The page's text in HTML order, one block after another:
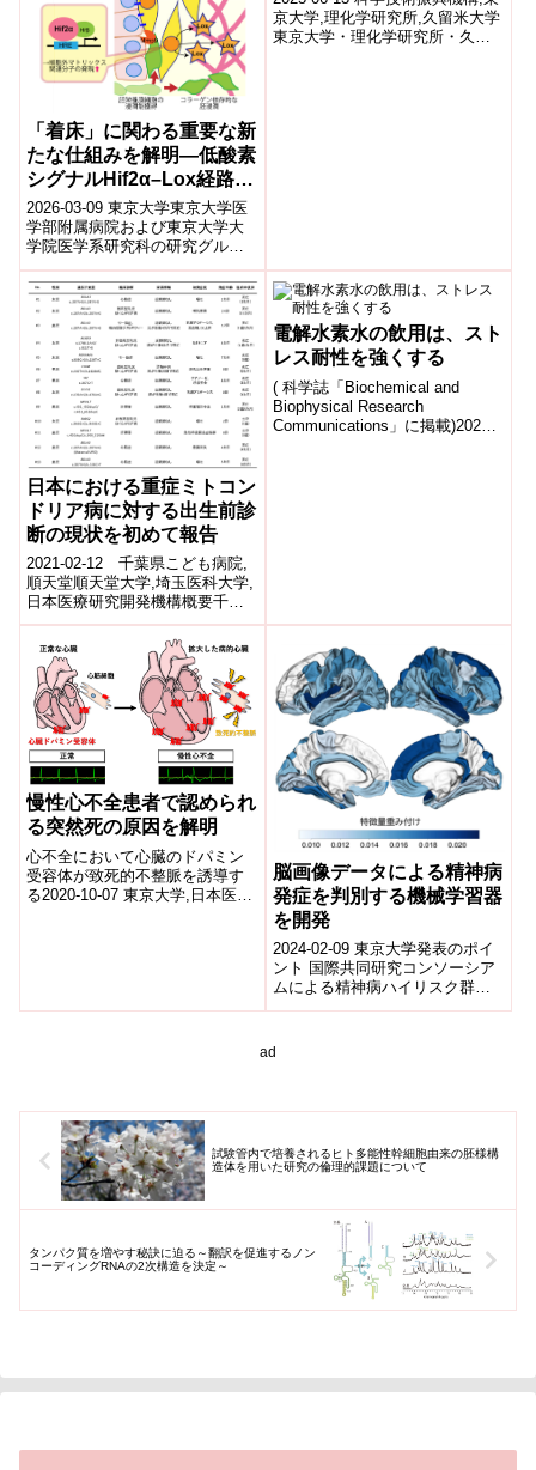
「着床」に関わる重要な新
たな仕組みを解明―低酸素
シグナルHif2α–Lox経路が
子宮内マトリックスを再構
築し、胚の浸潤と胎盤形成
を促進―
2026-03-09 東京大学東京大学医
学部附属病院および東京大学大
学院医学系研究科の研究グルー
プは、胚の「着床」を促進する
新たな分子機構を明らかにし
た。研究で...
京大学,理化学研究所,久留米大学
東京大学・理化学研究所・久留
日本における重症ミトコン
ドリア病に対する出生前診
断の現状を初めて報告
2021-02-12 千葉県こども病院,
順天堂順天堂大学,埼玉医科大学,
日本医療研究開発機構概要千葉
県こども病院遺伝診療センター
の秋山奈々認定遺伝カウンセラ
ー®...
電解水素水の飲用は、スト
レス耐性を強くする
( 科学誌「Biochemical and
Biophysical Research
Communications」に掲載)2020-
慢性心不全患者で認められ
る突然死の原因を解明
心不全において心臓のドパミン
受容体が致死的不整脈を誘導す
る2020-10-07 東京大学,日本医療
脳画像データによる精神病
発症を判別する機械学習器
を開発
2024-02-09 東京大学発表のポイ
ント 国際共同研究コンソーシア
ムによる精神病ハイリスク群の
脳構造画像を機械学習すること
別する...
ad
試験管内で培養されるヒト多能性幹細胞由来の胚様構
造体を用いた研究の倫理的課題について
タンパク質を増やす秘訣に迫る～翻訳を促進するノン
コーディングRNAの2次構造を決定～